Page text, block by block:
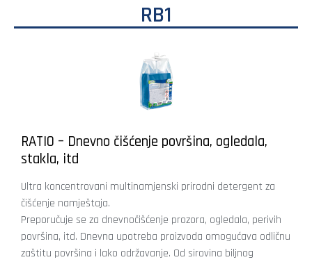
RB1
RATIO – Dnevno čišćenje površina, ogledala,
stakla, itd
Ultra koncentrovani multinamjenski prirodni detergent za
čišćenje namještaja.
Preporučuje se za dnevnočišćenje prozora, ogledala, perivih
površina, itd. Dnevna upotreba proizvoda omogućava odličnu
zaštitu površina i lako održavanje. Od sirovina biljnog